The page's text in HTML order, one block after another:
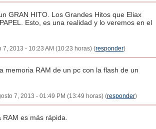
GRAN HITO. Los Grandes Hitos que Eliax
Esto, es una realidad y lo veremos en el
7, 2013 - 10:23 AM (10:23 horas) (responder)
memoria RAM de un pc con la flash de un
7, 2013 - 01:49 PM (13:49 horas) (responder)
es más rápida.